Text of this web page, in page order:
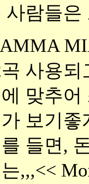
사람들은
사용되
맞추어
보기좋
들면,
,,,<<